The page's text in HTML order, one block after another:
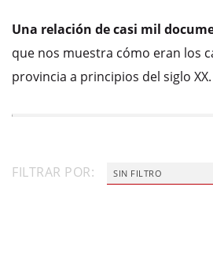
Una relación de casi mil
que nos muestra cómo eran los
provincia a principios del siglo XX.
FILTRAR POR: SIN FILTRO